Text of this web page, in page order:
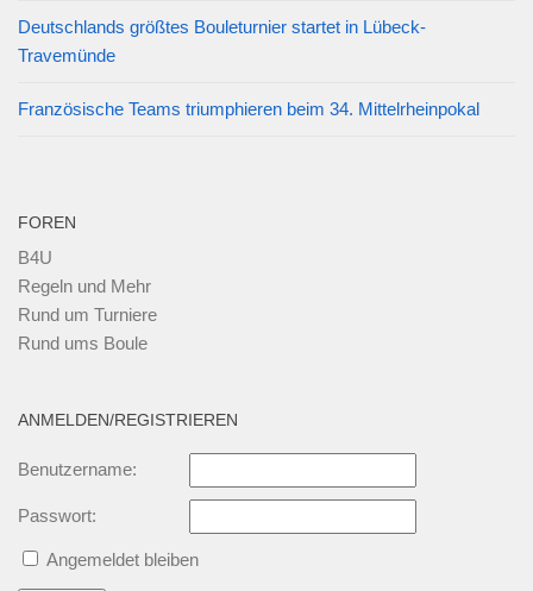
Deutschlands größtes Bouleturnier startet in Lübeck-
Travemünde
Französische Teams triumphieren beim 34. Mittelrheinpokal
FOREN
B4U
Regeln und Mehr
Rund um Turniere
Rund ums Boule
ANMELDEN/REGISTRIEREN
Benutzername:
Passwort:
Angemeldet bleiben